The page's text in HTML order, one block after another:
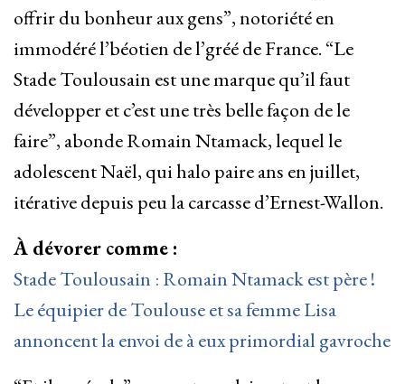
offrir du bonheur aux gens”, notoriété en
immodéré l’béotien de l’gréé de France. “Le
Stade Toulousain est une marque qu’il faut
développer et c’est une très belle façon de le
faire”, abonde Romain Ntamack, lequel le
adolescent Naël, qui halo paire ans en juillet,
itérative depuis peu la carcasse d’Ernest-Wallon.
À dévorer comme :
Stade Toulousain : Romain Ntamack est père !
Le équipier de Toulouse et sa femme Lisa
annoncent la envoi de à eux primordial gavroche